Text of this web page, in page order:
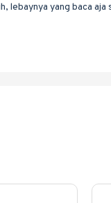
lebaynya yang baca